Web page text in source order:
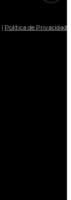
| Política de Privacidad